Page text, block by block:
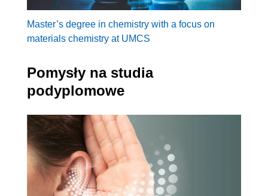
Master’s degree in chemistry with a focus on
materials chemistry at UMCS
Pomysły na studia
podyplomowe